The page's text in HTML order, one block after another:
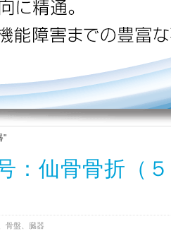
"
：仙骨骨折（
骨盤、臓器